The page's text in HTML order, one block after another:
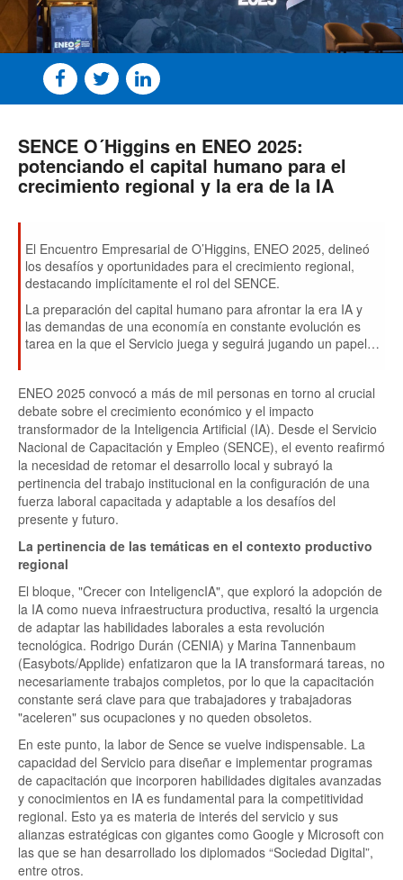
SENCE O´Higgins en ENEO 2025:
potenciando el capital humano para el
crecimiento regional y la era de la IA
El Encuentro Empresarial de O’Higgins, ENEO 2025, delineó
los desafíos y oportunidades para el crecimiento regional,
destacando implícitamente el rol del SENCE.
La preparación del capital humano para afrontar la era IA y
las demandas de una economía en constante evolución es
tarea en la que el Servicio juega y seguirá jugando un papel
ENEO 2025 convocó a más de mil personas en torno al crucial
debate sobre el crecimiento económico y el impacto
transformador de la Inteligencia Artificial (IA). Desde el Servicio
Nacional de Capacitación y Empleo (SENCE), el evento reafirmó
la necesidad de retomar el desarrollo local y subrayó la
pertinencia del trabajo institucional en la configuración de una
fuerza laboral capacitada y adaptable a los desafíos del
presente y futuro.
La pertinencia de las temáticas en el contexto productivo
regional
El bloque, "Crecer con InteligencIA", que exploró la adopción de
la IA como nueva infraestructura productiva, resaltó la urgencia
de adaptar las habilidades laborales a esta revolución
tecnológica. Rodrigo Durán (CENIA) y Marina Tannenbaum
(Easybots/Applide) enfatizaron que la IA transformará tareas, no
necesariamente trabajos completos, por lo que la capacitación
constante será clave para que trabajadores y trabajadoras
"aceleren" sus ocupaciones y no queden obsoletos.
En este punto, la labor de Sence se vuelve indispensable. La
capacidad del Servicio para diseñar e implementar programas
de capacitación que incorporen habilidades digitales avanzadas
y conocimientos en IA es fundamental para la competitividad
regional. Esto ya es materia de interés del servicio y sus
alianzas estratégicas con gigantes como Google y Microsoft con
las que se han desarrollado los diplomados “Sociedad Digital”,
entre otros.